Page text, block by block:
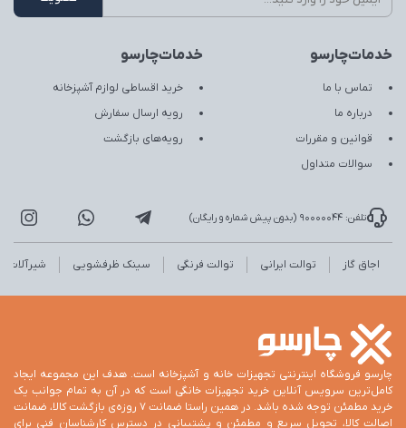
خدمات‌چارسو
تماس با ما
درباره ما
قوانین و مقررات
سوالات متداول
خدمات‌چارسو
خرید اقساطی لوازم آشپزخانه
رویه ارسال سفارش
رویه‌های بازگشت
تلفن: 90000044 (بدون پیش شماره و رایگان)
اجاق گاز توالت ایرانی توالت فرنگی سینک ظرفشویی شیرآلات
چارسو فروشگاه اینترنتی تجهیزات خانه و آشپزخانه است. هدف این مجموعه ایجاد
کامل‌ترین سرویس آنلاین خرید تجهیزات خانگی است که در آن به تمام جوانب یک
خرید مطمئن توجه شده باشد. در همین راستا ضمانت 7 روزه‌ی بازگشت کالا، ضمانت
اصالت کالا، تحویل سریع و مطمئن و پشتیبانی در دسترس کارشناسان فنی برای